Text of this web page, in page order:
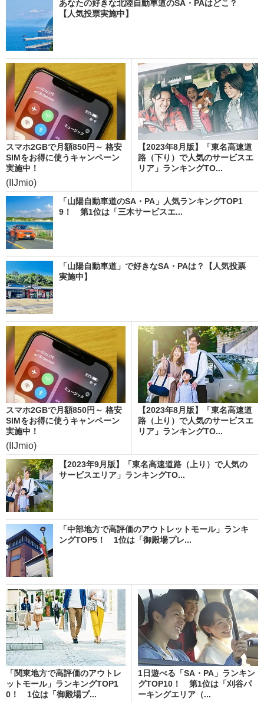
あなたの好きな北陸自動車道のSA・PAはどこ？
【人気投票実施中】
スマホ2GBで月額850円～ 格安
SIMをお得に使うキャンペーン
実施中！
(IIJmio)
【2023年8月版】「東名高速道
路（下り）で人気のサービスエ
リア」ランキングTO...
「山陽自動車道のSA・PA」人気ランキングTOP1
9！ 第1位は「三木サービスエ...
「山陽自動車道」で好きなSA・PAは？【人気投票
実施中】
スマホ2GBで月額850円～ 格安
SIMをお得に使うキャンペーン
実施中！
(IIJmio)
【2023年8月版】「東名高速道
路（上り）で人気のサービスエ
リア」ランキングTO...
【2023年9月版】「東名高速道路（上り）で人気の
サービスエリア」ランキングTO...
「中部地方で高評価のアウトレットモール」ランキ
ングTOP5！ 1位は「御殿場プレ...
「関東地方で高評価のアウトレ
ットモール」ランキングTOP1
0！ 1位は「御殿場プ...
1日遊べる「SA・PA」ランキン
グTOP10！ 第1位は「刈谷パ
ーキングエリア（...